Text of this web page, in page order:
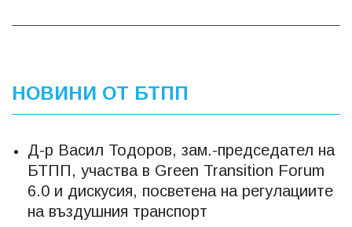
НОВИНИ ОТ БТПП
Д-р Васил Тодоров, зам.-председател на
БТПП, участва в Green Transition Forum
6.0 и дискусия, посветена на регулациите
на въздушния транспорт